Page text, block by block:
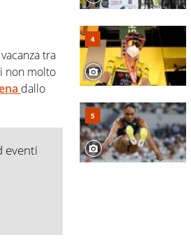
tra
non molto
dallo
eventi